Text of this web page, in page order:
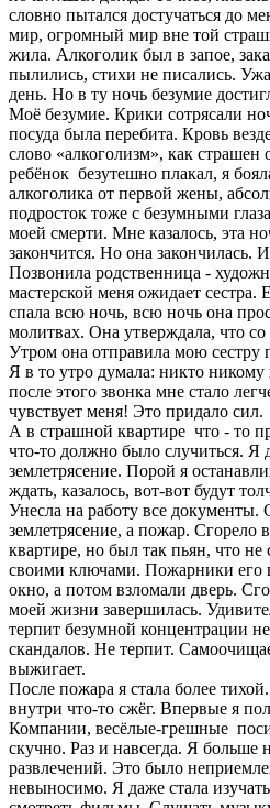
словно пытался достучаться до
мир, огромный мир вне той
жила. Алкоголик был в запое,
пылились, стихи не писались.
день. Но в ту ночь безумие
Моё безумие. Крики сотрясали
посуда была перебита. Кровь
слово «алкоголизм», как
ребёнок безутешно плакал, я
алкоголика от первой жены,
подросток тоже с безумными
моей смерти. Мне казалось, эта
закончится. Но она закончилась.
Позвонила родственница -
мастерской меня ожидает сестра.
спала всю ночь, всю ночь она
молитвах. Она утверждала, что
Утром она отправила мою сестру
Я в то утро думала: никто
после этого звонка мне стало
чувствует меня! Это придало сил.
А в страшной квартире что - то
что-то должно было случиться. Я
землетрясение. Порой я
ждать, казалось, вот-вот будут
Унесла на работу все документы.
землетрясение, а пожар. Сгорело
квартире, но был так пьян, что не
своими ключами. Пожарники его
окно, а потом взломали дверь.
моей жизни завершилась.
терпит безумной концентрации
скандалов. Не терпит.
выжигает.
После пожара я стала более
внутри что-то сжёг. Впервые я
Компании, весёлые-грешные
скучно. Раз и навсегда. Я больше
развлечений. Это было
невыносимо. Я даже стала